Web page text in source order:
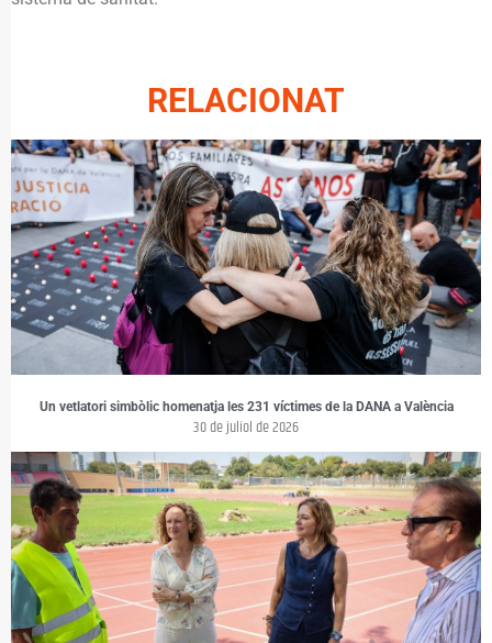
RELACIONAT
Un vetlatori simbòlic homenatja les 231 víctimes de la DANA a València
30 de juliol de 2026